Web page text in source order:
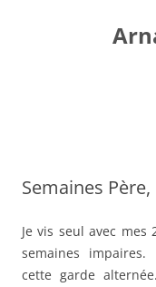
Semaines
Je vis seul avec
semaines
cette garde